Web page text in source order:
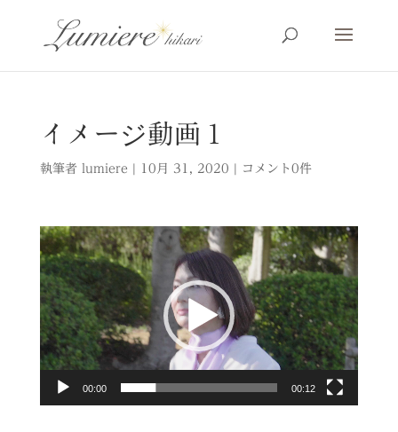
イメージ動画１
執筆者 lumiere 10月 31, 2020 コメント0件
動
画
プ
レ
ー
ヤ
00:00 00:12